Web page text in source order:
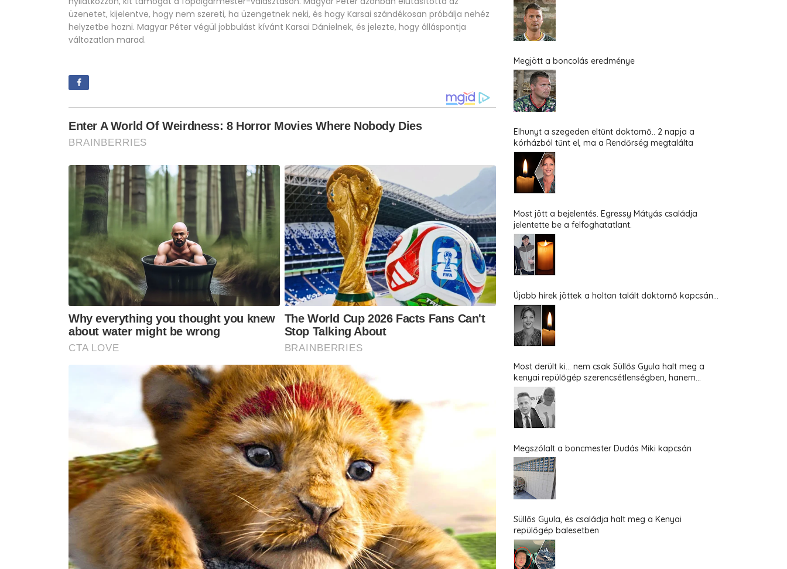
üzenetet, kijelentve, hogy nem szereti, ha üzengetnek neki, és hogy Karsai szándékosan próbálja nehéz
helyzetbe hozni. Magyar Péter végül jobbulást kívánt Karsai Dánielnek, és jelezte, hogy álláspontja
változatlan marad​.
Megjött a boncolás eredménye
Elhunyt a szegeden eltűnt doktornő.. 2 napja a
kórházból tűnt el, ma a Rendőrség megtalálta
Most jött a bejelentés. Egressy Mátyás családja
jelentette be a felfoghatatlant.
Újabb hírek jöttek a holtan talált doktornő kapcsán...
Most derült ki... nem csak Süllős Gyula halt meg a
kenyai repülőgép szerencsétlenségben, hanem...
Megszólalt a boncmester Dudás Miki kapcsán
Süllős Gyula, és családja halt meg a Kenyai
repülőgép balesetben